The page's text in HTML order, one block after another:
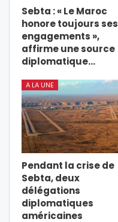
Sebta : « Le Maroc
honore toujours ses
engagements »,
affirme une source
diplomatique…
A LA UNE
Pendant la crise de
Sebta, deux
délégations
diplomatiques
américaines